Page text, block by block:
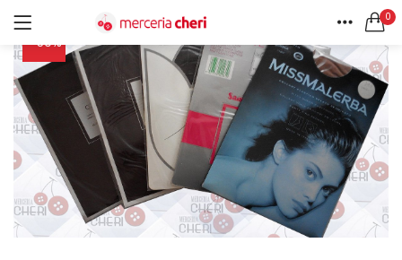
0
HOME
ACCOUNT
ACCEDI REGISTRATI
Ricordami
CERCA IN:
Tutte le categorie
Accessori Design (56)
Accessori merceria (94)
Cesti portalavoro (8)
Aghi e spilli (24)
Applicazioni (26)
-59%